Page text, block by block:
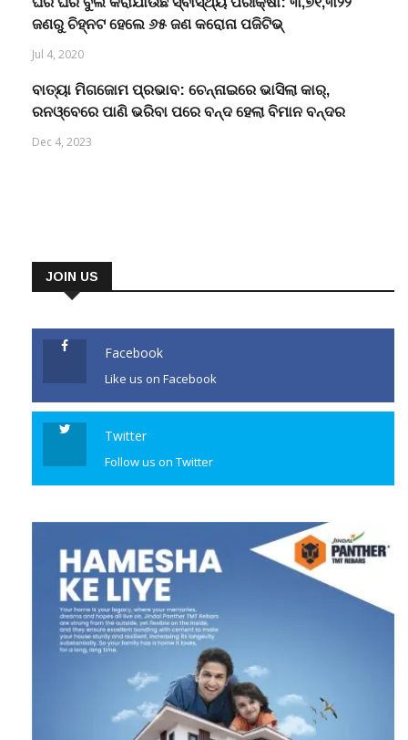
ଜଣରୁ ଚିହ୍ନଟ ହେଲେ ୬୫ ଜଣ କରୋନା ପଜିଟିଭ୍
Jul 4, 2020
ବାତ୍ୟା ମିଗଜୋମ ପ୍ରଭାବ: ଚେନ୍ନାଇରେ ଭାସିଲା କାର୍,
ରନଓ୍ବେରେ ପାଣି ଭରିବା ପରେ ବନ୍ଦ ହେଲା ବିମାନ ବନ୍ଦର
Dec 4, 2023
JOIN US
Facebook
Like us on Facebook
Twitter
Follow us on Twitter